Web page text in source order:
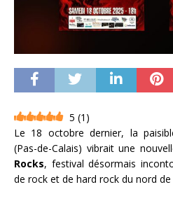
5 (1 )
Le 18 octobre dernier, la
(Pas-de-Calais) vibrait une
Rocks, festival désormais
de rock et de hard rock du nord de